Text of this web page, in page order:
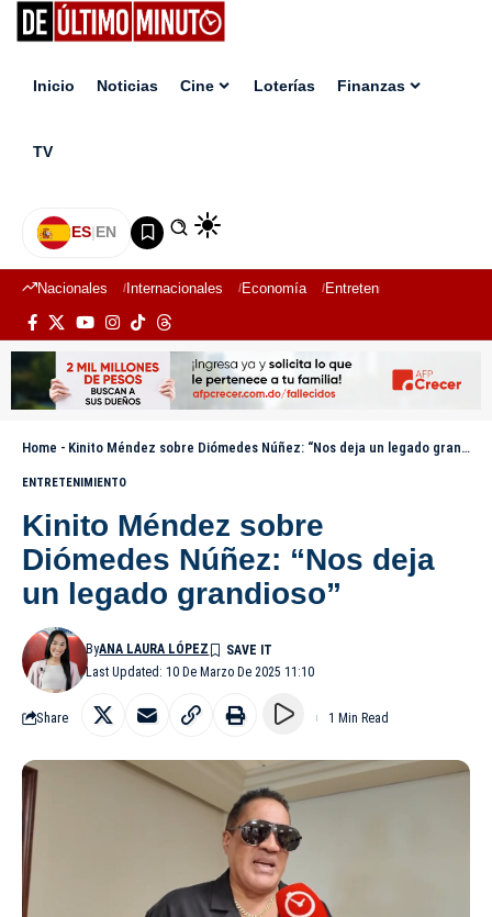
Inicio Noticias Cine Loterías Finanzas
TV
ES|EN
Nacionales Internacionales Economía Entretenimiento
Home - Kinito Méndez sobre Diómedes Núñez: “Nos deja un legado grandioso”
ENTRETENIMIENTO
Kinito Méndez sobre
Diómedes Núñez: “Nos deja
un legado grandioso”
Last Updated: 10 De Marzo De 2025 11:10
ByANA LAURA LÓPEZ
Share 1 Min Read